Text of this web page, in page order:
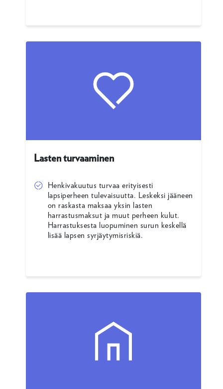
Lasten turvaaminen
Henkivakuutus turvaa erityisesti
lapsiperheen tulevaisuutta. Leskeksi jääneen
on raskasta maksaa yksin lasten
harrastusmaksut ja muut perheen kulut.
Harrastuksesta luopuminen surun keskellä
lisää lapsen syrjäytymisriskiä.